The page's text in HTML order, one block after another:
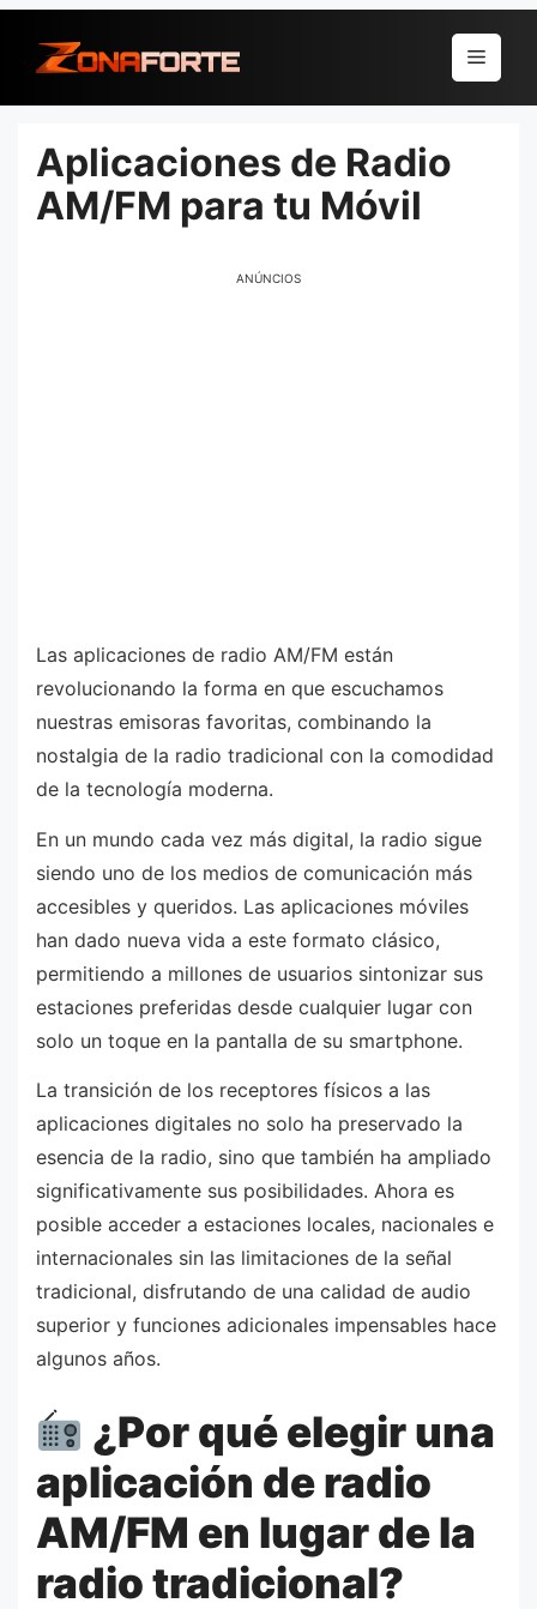
para
conteúdo
Menu
Aplicaciones de Radio
AM/FM para tu Móvil
ANÚNCIOS
Las aplicaciones de radio AM/FM están
revolucionando la forma en que escuchamos
nuestras emisoras favoritas, combinando la
nostalgia de la radio tradicional con la comodidad
de la tecnología moderna.
En un mundo cada vez más digital, la radio sigue
siendo uno de los medios de comunicación más
accesibles y queridos. Las aplicaciones móviles
han dado nueva vida a este formato clásico,
permitiendo a millones de usuarios sintonizar sus
estaciones preferidas desde cualquier lugar con
solo un toque en la pantalla de su smartphone.
La transición de los receptores físicos a las
aplicaciones digitales no solo ha preservado la
esencia de la radio, sino que también ha ampliado
significativamente sus posibilidades. Ahora es
posible acceder a estaciones locales, nacionales e
internacionales sin las limitaciones de la señal
tradicional, disfrutando de una calidad de audio
superior y funciones adicionales impensables hace
algunos años.
¿Por qué elegir una
aplicación de radio
AM/FM en lugar de la
radio tradicional?